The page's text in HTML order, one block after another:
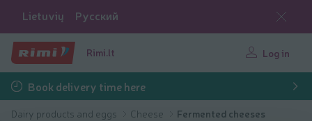
Lietuvių Русский
Rimi.lt Log in
Book delivery time here
Dairy products and eggs Cheese Fermented cheeses